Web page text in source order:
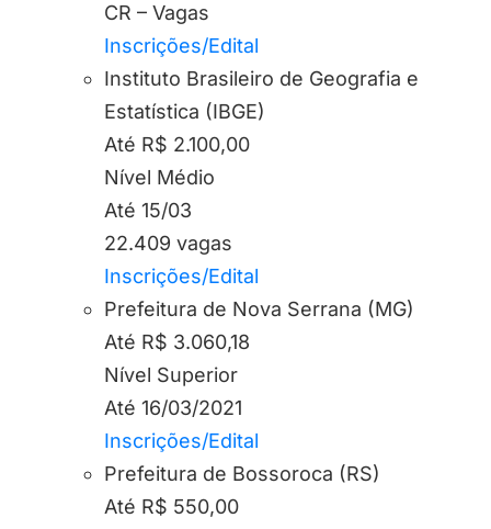
CR – Vagas
Inscrições/Edital
Instituto Brasileiro de Geografia e
Estatística (IBGE)
Até R$ 2.100,00
Nível Médio
Até 15/03
22.409 vagas
Inscrições/Edital
Prefeitura de Nova Serrana (MG)
Até R$ 3.060,18
Nível Superior
Até 16/03/2021
Inscrições/Edital
Prefeitura de Bossoroca (RS)
Até R$ 550,00